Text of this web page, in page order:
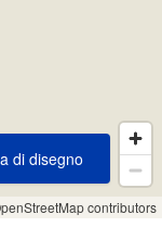
contributors
Zona di disegno
di disegno